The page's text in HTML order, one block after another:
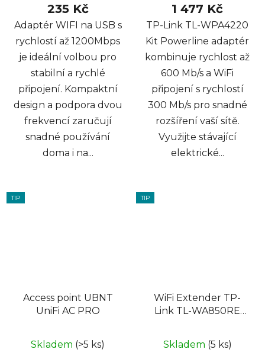
235 Kč
Adaptér WIFI na USB s
rychlostí až 1200Mbps
je ideální volbou pro
stabilní a rychlé
připojení. Kompaktní
design a podpora dvou
frekvencí zaručují
snadné používání
doma i na...
1 477 Kč
TP-Link TL-WPA4220
Kit Powerline adaptér
kombinuje rychlost až
600 Mb/s a WiFi
připojení s rychlostí
300 Mb/s pro snadné
rozšíření vaší sítě.
Využijte stávající
elektrické...
TIP
Access point UBNT
UniFi AC PRO
Skladem (>5 ks)
TIP
WiFi Extender TP-
Link TL-WA850RE
Skladem (5 ks)